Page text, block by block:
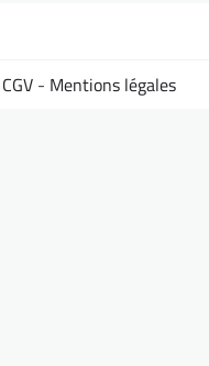
CGV- Mentions légales